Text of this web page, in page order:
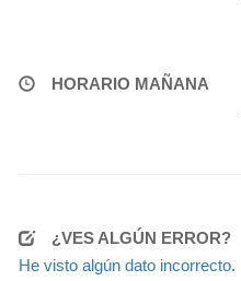
HORARIO MAÑANA
¿VES ALGÚN ERROR?
He visto algún dato incorrecto.